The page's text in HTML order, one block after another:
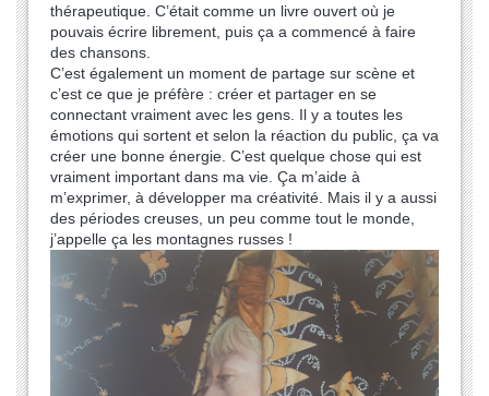
thérapeutique. C’était comme un livre ouvert où je
pouvais écrire librement, puis ça a commencé à faire
des chansons.
C’est également un moment de partage sur scène et
c’est ce que je préfère : créer et partager en se
connectant vraiment avec les gens. Il y a toutes les
émotions qui sortent et selon la réaction du public, ça va
créer une bonne énergie. C’est quelque chose qui est
vraiment important dans ma vie. Ça m’aide à
m’exprimer, à développer ma créativité. Mais il y a aussi
des périodes creuses, un peu comme tout le monde,
j’appelle ça les montagnes russes !